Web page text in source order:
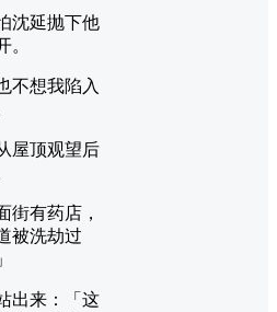
沈延抛下他
。
不想我陷入
屋顶观望后
街有药店，
被洗劫过
出来：「这